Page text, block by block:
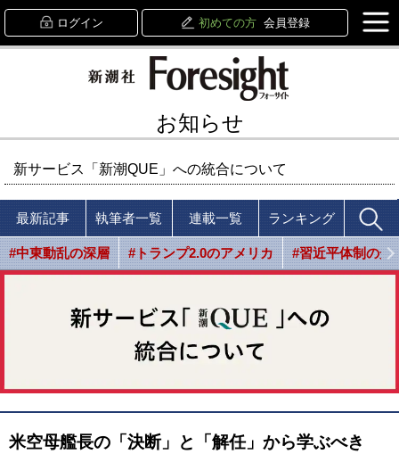
ログイン 初めての方 会員登録
お知らせ
新サービス「新潮QUE」への統合について
最新記事 執筆者一覧 連載一覧 ランキング
#中東動乱の深層 #トランプ2.0のアメリカ #習近平体制の光
米空母艦長の「決断」と「解任」から学ぶべき